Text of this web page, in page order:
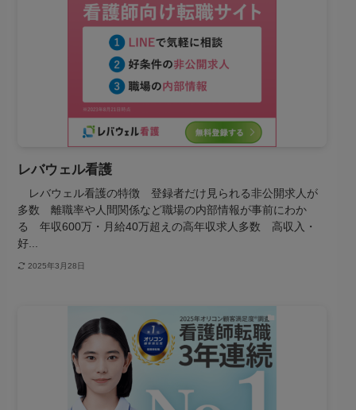
レバウェル看護
レバウェル看護の特徴 登録者だけ見られる非公開求人が
多数 離職率や人間関係など職場の内部情報が事前にわか
る 年収600万・月給40万超えの高年収求人多数 高収入・
好...
2025年3月28日